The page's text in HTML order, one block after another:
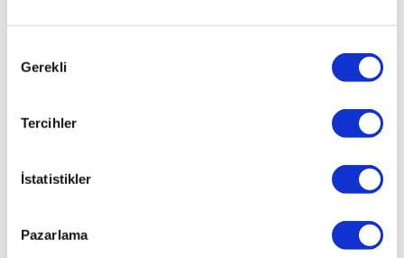
Seçimi
Gerekli
Tercihler
İstatistikler
Pazarlama
1.
2.
3.
India-